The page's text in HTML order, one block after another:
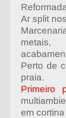
Ar split
metais,
Perto de
praia.
Primeiro
em